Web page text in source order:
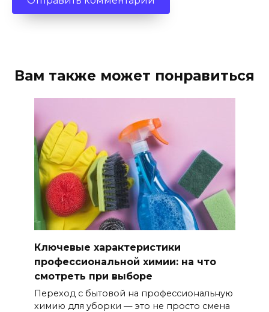
Вам также может понравиться
Ключевые характеристики
профессиональной химии: на что
смотреть при выборе
Переход с бытовой на профессиональную
химию для уборки — это не просто смена